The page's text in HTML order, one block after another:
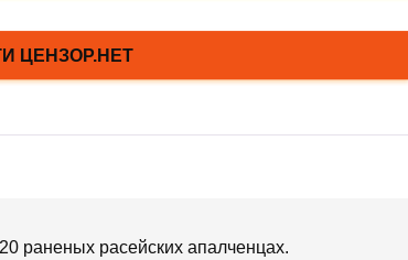
раненых расейских апалченцах.